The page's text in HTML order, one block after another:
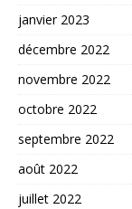
janvier 2023
décembre 2022
novembre 2022
octobre 2022
septembre 2022
août 2022
juillet 2022